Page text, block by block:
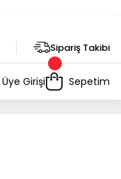
Sipariş Takibi
Üye Girişi Sepetim